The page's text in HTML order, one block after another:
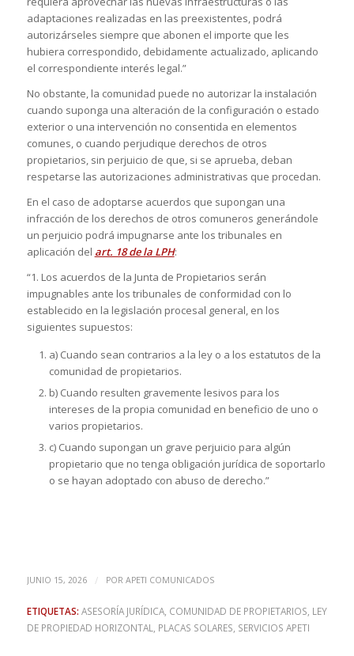
adaptaciones realizadas en las preexistentes, podrá
autorizárseles siempre que abonen el importe que les
hubiera correspondido, debidamente actualizado, aplicando
el correspondiente interés legal.”
No obstante, la comunidad puede no autorizar la instalación
cuando suponga una alteración de la configuración o estado
exterior o una intervención no consentida en elementos
comunes, o cuando perjudique derechos de otros
propietarios, sin perjuicio de que, si se aprueba, deban
respetarse las autorizaciones administrativas que procedan.
En el caso de adoptarse acuerdos que supongan una
infracción de los derechos de otros comuneros generándole
un perjuicio podrá impugnarse ante los tribunales en
aplicación del art. 18 de la LPH:
“1. Los acuerdos de la Junta de Propietarios serán
impugnables ante los tribunales de conformidad con lo
establecido en la legislación procesal general, en los
siguientes supuestos:
a) Cuando sean contrarios a la ley o a los estatutos de la
comunidad de propietarios.
b) Cuando resulten gravemente lesivos para los
intereses de la propia comunidad en beneficio de uno o
varios propietarios.
c) Cuando supongan un grave perjuicio para algún
propietario que no tenga obligación jurídica de soportarlo
o se hayan adoptado con abuso de derecho.”
JUNIO 15, 2026 / POR APETI COMUNICADOS
ETIQUETAS: ASESORÍA JURÍDICA, COMUNIDAD DE PROPIETARIOS LEY
DE PROPIEDAD HORIZONTAL
PLACAS SOLARES SERVICIOS APETI